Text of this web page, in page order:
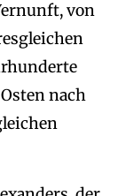
von
nach